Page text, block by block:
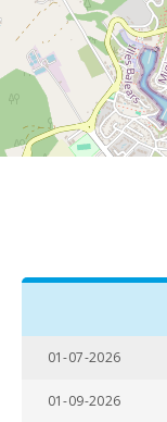
Supermercado
- Eroski (km):
Supermercado
- Spar (km):
Supermercado
LIDL (km):
MALLORCA
(km):
Katmandu
Park (km):
01-07-2026
01-09-2026